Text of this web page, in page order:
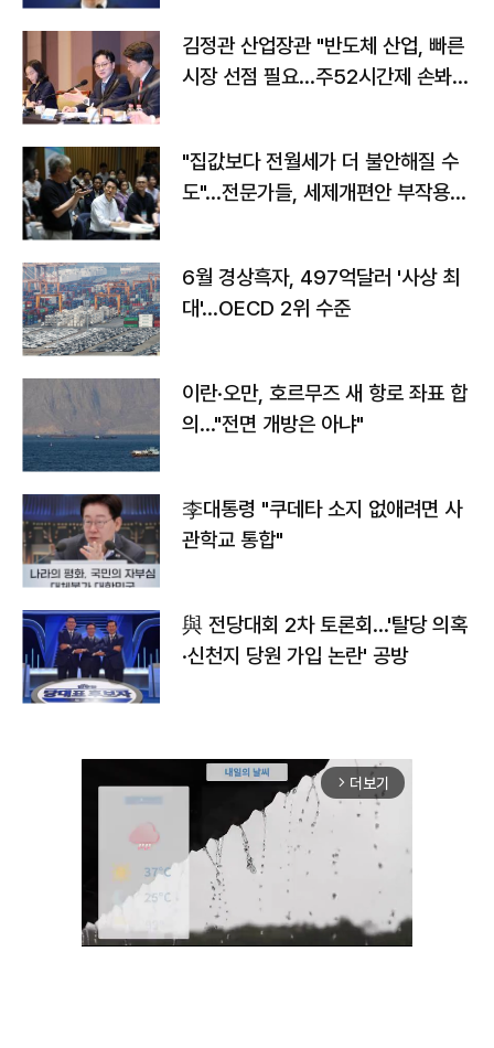
김정관 산업장관 "반도체 산업, 빠른
시장 선점 필요…주52시간제 손봐
"집값보다 전월세가 더 불안해질 수
도"…전문가들, 세제개편안 부작용
6월 경상흑자, 497억달러 '사상 최
대'…OECD 2위 수준
이란·오만, 호르무즈 새 항로 좌표 합
의…"전면 개방은 아냐"
李대통령 "쿠데타 소지 없애려면 사
관학교 통합"
與 전당대회 2차 토론회…'탈당 의혹
·신천지 당원 가입 논란' 공방
arrow_forward_ios 더보기